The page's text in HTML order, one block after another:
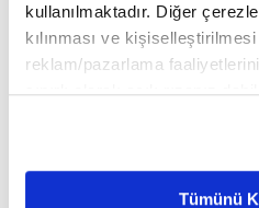
kullanılmaktadır. Diğer
kılınması ve
reklam/pazarlama
sınırlı olarak açık rızanız
belirleyebilirsiniz. Çerezlere
Ayarlar butonuna tıklayabilir,
Metnimizi ziyaret edebilirsiniz.
Tümünü
Antibiyotik direnci evrim
mi?
"Ben dincilere yapacağımı
10 Ocak